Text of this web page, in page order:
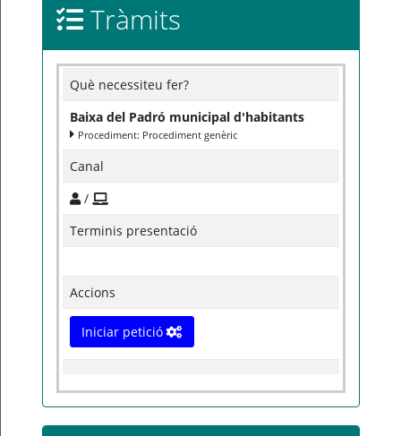
Tràmits
Què necessiteu fer?
Baixa del Padró municipal d'habitants
Procediment: Procediment genèric
Canal
/
Terminis presentació
Accions
Iniciar petició